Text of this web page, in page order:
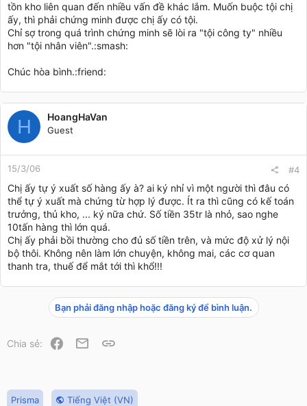
tồn kho liên quan đến nhiều vấn đề khác lắm. Muốn buộc tội chị
ấy, thì phải chứng minh được chị ấy có tội.
Chỉ sợ trong quá trình chứng minh sẽ lòi ra "tội công ty" nhiều
hơn "tội nhân viên".:smash:
Chúc hòa bình.:friend:
H HoangHaVan
Guest
15/3/06 #4
Chị ấy tự ý xuất số hàng ấy à? ai ký nhỉ vì một người thì đâu có
thể tự ý xuất mà chứng từ hợp lý được. Ít ra thì cũng có kế toán
trưởng, thủ kho, ... ký nữa chứ. Số tiền 35tr là nhỏ, sao nghe
10tấn hàng thì lớn quá.
Chị ấy phải bồi thường cho đủ số tiền trên, và mức độ xử lý nội
bộ thôi. Không nên làm lớn chuyện, không mai, các cơ quan
thanh tra, thuế để mắt tới thì khổ!!!
Bạn phải đăng nhập hoặc đăng ký để bình luận.
Chia sẻ: Facebook
Email
Prisma Tiếng Việt (VN)